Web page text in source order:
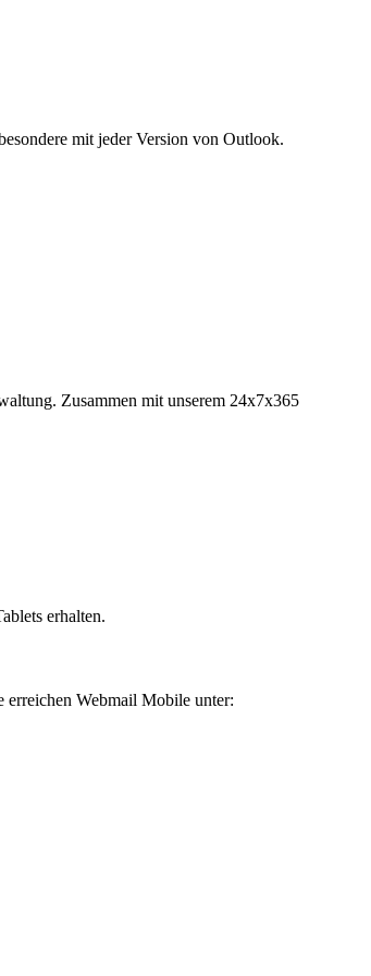
mit jeder Version von Outlook.
Zusammen mit unserem 24x7x365
erhalten.
erreichen Webmail Mobile unter: